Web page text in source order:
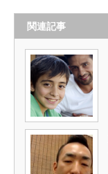
関連記事